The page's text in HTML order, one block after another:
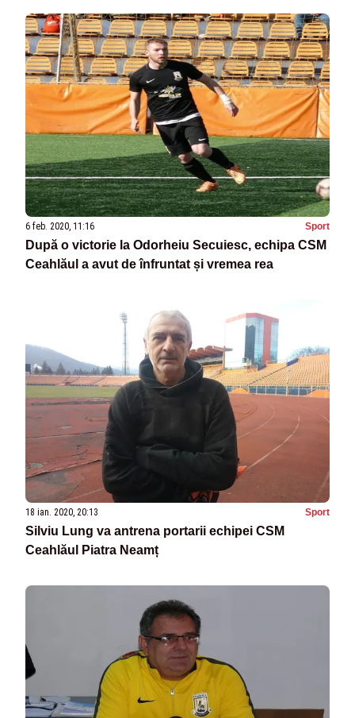
6 feb. 2020, 11:16 Sport
După o victorie la Odorheiu Secuiesc, echipa CSM
Ceahlăul a avut de înfruntat și vremea rea
18 ian. 2020, 20:13 Sport
Silviu Lung va antrena portarii echipei CSM
Ceahlăul Piatra Neamț